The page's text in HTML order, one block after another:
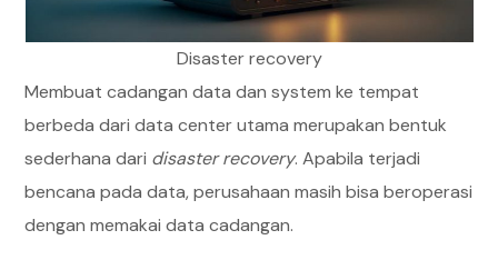
Disaster recovery
Membuat cadangan data dan system ke tempat
berbeda dari data center utama merupakan bentuk
sederhana dari disaster recovery. Apabila terjadi
bencana pada data, perusahaan masih bisa beroperasi
dengan memakai data cadangan.